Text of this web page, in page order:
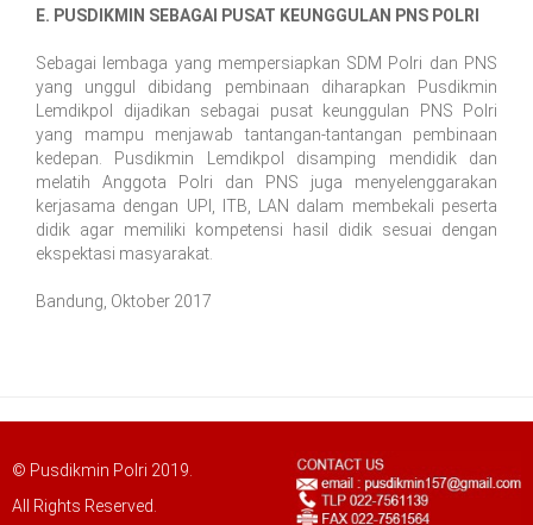
E. PUSDIKMIN SEBAGAI PUSAT KEUNGGULAN PNS POLRI
Sebagai lembaga yang mempersiapkan SDM Polri dan PNS
yang unggul dibidang pembinaan diharapkan Pusdikmin
Lemdikpol dijadikan sebagai pusat keunggulan PNS Polri
yang mampu menjawab tantangan-tantangan pembinaan
kedepan. Pusdikmin Lemdikpol disamping mendidik dan
melatih Anggota Polri dan PNS juga menyelenggarakan
kerjasama dengan UPI, ITB, LAN dalam membekali peserta
didik agar memiliki kompetensi hasil didik sesuai dengan
ekspektasi masyarakat.
Bandung, Oktober 2017
© Pusdikmin Polri 2019.
All Rights Reserved.